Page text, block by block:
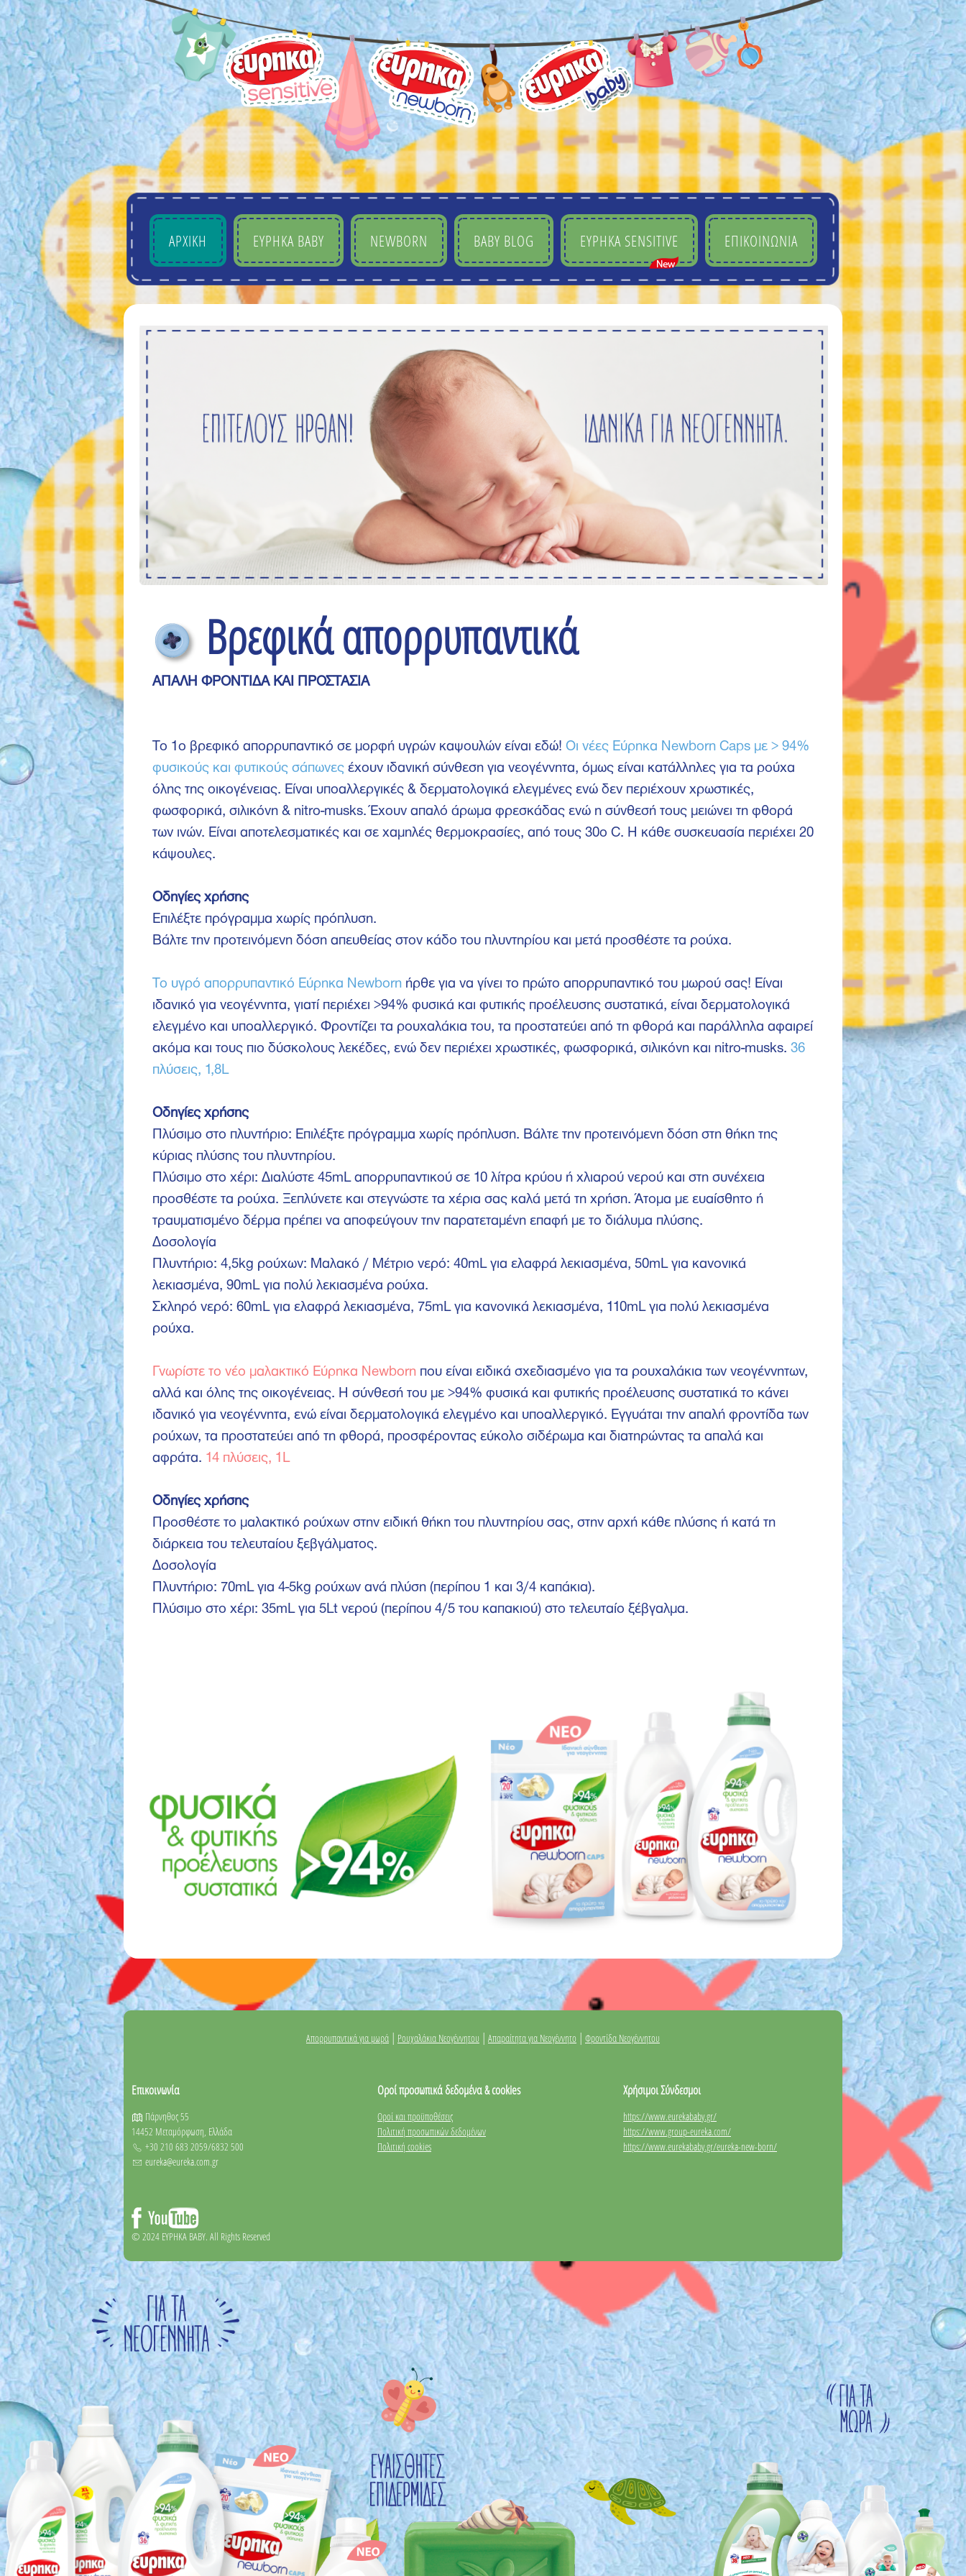
ΑΡΧΙΚΗ EYΡHKA BABY NEWBORN BABY BLOG ΕΥΡΗΚΑ SENSITIVE ΕΠΙΚΟΙΝΩΝΙΑ
Βρεφικά απορρυπαντικά
ΑΠΑΛΗ ΦΡΟΝΤΙΔΑ ΚΑΙ ΠΡΟΣΤΑΣΙΑ
Το 1ο βρεφικό απορρυπαντικό σε μορφή υγρών καψουλών είναι εδώ! Οι νέες Εύρηκα Newborn Caps με > 94%
φυσικούς και φυτικούς σάπωνες έχουν ιδανική σύνθεση για νεογέννητα, όμως είναι κατάλληλες για τα ρούχα
όλης της οικογένειας. Είναι υποαλλεργικές & δερματολογικά ελεγμένες ενώ δεν περιέχουν χρωστικές,
φωσφορικά, σιλικόνη & nitro-musks. Έχουν απαλό άρωμα φρεσκάδας ενώ η σύνθεσή τους μειώνει τη φθορά
των ινών. Είναι αποτελεσματικές και σε χαμηλές θερμοκρασίες, από τους 30ο C. Η κάθε συσκευασία περιέχει 20
κάψουλες.
Οδηγίες χρήσης
Επιλέξτε πρόγραμμα χωρίς πρόπλυση.
Βάλτε την προτεινόμενη δόση απευθείας στον κάδο του πλυντηρίου και μετά προσθέστε τα ρούχα.
Το υγρό απορρυπαντικό Εύρηκα Newborn ήρθε για να γίνει το πρώτο απορρυπαντικό του μωρού σας! Είναι
ιδανικό για νεογέννητα, γιατί περιέχει >94% φυσικά και φυτικής προέλευσης συστατικά, είναι δερματολογικά
ελεγμένο και υποαλλεργικό. Φροντίζει τα ρουχαλάκια του, τα προστατεύει από τη φθορά και παράλληλα αφαιρεί
ακόμα και τους πιο δύσκολους λεκέδες, ενώ δεν περιέχει χρωστικές, φωσφορικά, σιλικόνη και nitro-musks. 36
πλύσεις, 1,8L
Οδηγίες χρήσης
Πλύσιμο στο πλυντήριο: Επιλέξτε πρόγραμμα χωρίς πρόπλυση. Βάλτε την προτεινόμενη δόση στη θήκη της
κύριας πλύσης του πλυντηρίου.
Πλύσιμο στο χέρι: Διαλύστε 45mL απορρυπαντικού σε 10 λίτρα κρύου ή χλιαρού νερού και στη συνέχεια
προσθέστε τα ρούχα. Ξεπλύνετε και στεγνώστε τα χέρια σας καλά μετά τη χρήση. Άτομα με ευαίσθητο ή
τραυματισμένο δέρμα πρέπει να αποφεύγουν την παρατεταμένη επαφή με το διάλυμα πλύσης.
Δοσολογία
Πλυντήριο: 4,5kg ρούχων: Μαλακό / Μέτριο νερό: 40mL για ελαφρά λεκιασμένα, 50mL για κανονικά
λεκιασμένα, 90mL για πολύ λεκιασμένα ρούχα.
Σκληρό νερό: 60mL για ελαφρά λεκιασμένα, 75mL για κανονικά λεκιασμένα, 110mL για πολύ λεκιασμένα
ρούχα.
Γνωρίστε το νέο μαλακτικό Εύρηκα Newborn που είναι ειδικά σχεδιασμένο για τα ρουχαλάκια των νεογέννητων,
αλλά και όλης της οικογένειας. H σύνθεσή του με >94% φυσικά και φυτικής προέλευσης συστατικά το κάνει
ιδανικό για νεογέννητα, ενώ είναι δερματολογικά ελεγμένο και υποαλλεργικό. Εγγυάται την απαλή φροντίδα των
ρούχων, τα προστατεύει από τη φθορά, προσφέροντας εύκολο σιδέρωμα και διατηρώντας τα απαλά και
αφράτα. 14 πλύσεις, 1L
Οδηγίες χρήσης
Προσθέστε το μαλακτικό ρούχων στην ειδική θήκη του πλυντηρίου σας, στην αρχή κάθε πλύσης ή κατά τη
διάρκεια του τελευταίου ξεβγάλματος.
Δοσολογία
Πλυντήριο: 70mL για 4-5kg ρούχων ανά πλύση (περίπου 1 και 3/4 καπάκια).
Πλύσιμο στο χέρι: 35mL για 5Lt νερού (περίπου 4/5 του καπακιού) στο τελευταίο ξέβγαλμα.
Απορρυπαντικά για μωρά | Ρουχαλάκια Νεογέννητου | Απαραίτητα για Νεογέννητο | Φροντίδα Νεογέννητου
Επικοινωνία
Πάρνηθος 55
14452 Μεταμόρφωση, Ελλάδα
+30 210 683 2059/6832 500
eureka@eureka.com.gr
Οροί προσωπικά δεδομένα & cookies
Οροί και προϋποθέσεις
Πολιτική προσωπικών δεδομένων
Πολιτική cookies
Χρήσιμοι Σύνδεσμοι
https://www.eurekababy.gr/
https://www.group-eureka.com/
https://www.eurekababy.gr/eureka-new-born/
© 2024 EYΡΗΚΑ BABY. All Rights Reserved